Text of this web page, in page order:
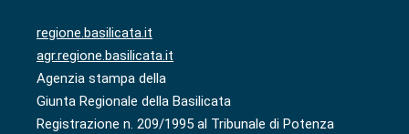
regione.basilicata.it
agr.regione.basilicata.it
Agenzia stampa della
Giunta Regionale della Basilicata
Registrazione n. 209/1995 al Tribunale di Potenza